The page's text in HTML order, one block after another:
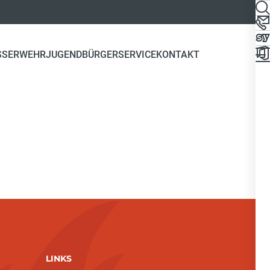
JUGENDBÜRGERSERVICEKONTAKT
LINKS